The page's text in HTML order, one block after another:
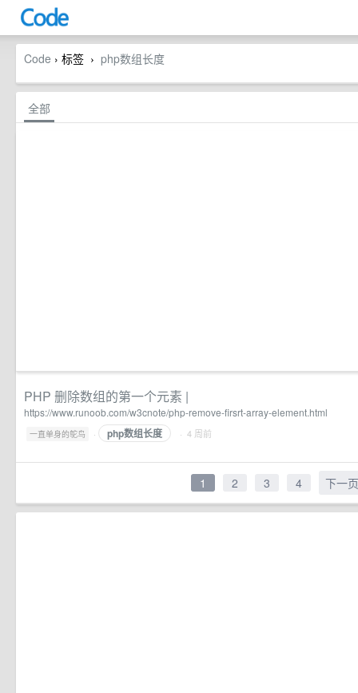
Code › 标签 › php数组长度
全部
PHP 删除数组的第一个元素 |
https://www.runoob.com/w3cnote/php-remove-firsrt-array-element.html
一直单身的鸵鸟 · php数组长度 · 4 周前
1 2 3 4 下一页